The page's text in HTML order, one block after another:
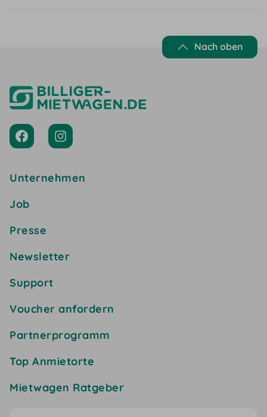
Nach oben
Unternehmen
Job
Presse
Newsletter
Support
Voucher anfordern
Partnerprogramm
Top Anmietorte
Mietwagen Ratgeber